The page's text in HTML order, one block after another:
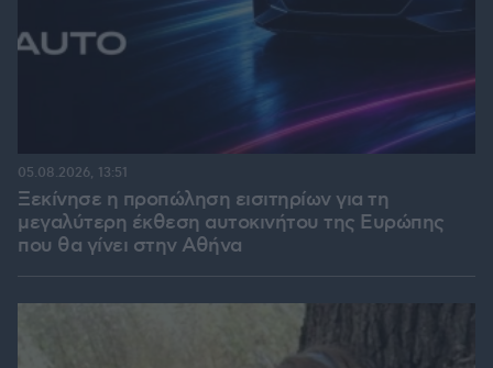
Ξεκίνησε η προπώληση εισιτηρίων για τη
μεγαλύτερη έκθεση αυτοκινήτου της Ευρώπης
που θα γίνει στην Αθήνα
05.08.2026, 13:51